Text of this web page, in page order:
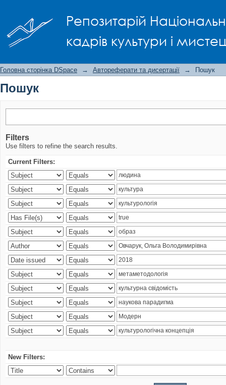
Репозитарій
кадрів культури і
Головна сторінка DSpace → Автореферати та дисертації → Пошук
Пошук
Filters
Use filters to refine the search results.
Current Filters:
New Filters: